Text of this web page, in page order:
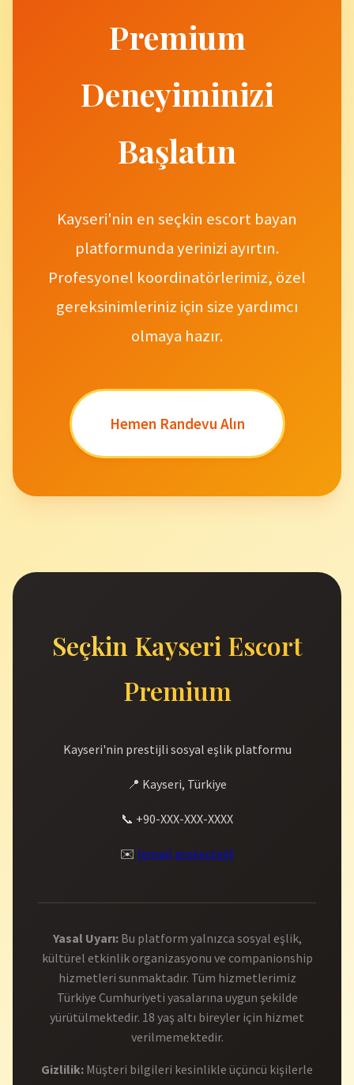
Premium
Deneyiminizi
Başlatın
Kayseri'nin en seçkin escort bayan
platformunda yerinizi ayırtın.
Profesyonel koordinatörlerimiz, özel
gereksinimleriniz için size yardımcı
olmaya hazır.
Hemen Randevu Alın
Seçkin Kayseri Escort
Premium
Kayseri'nin prestijli sosyal eşlik platformu
📍 Kayseri, Türkiye
📞 +90-XXX-XXX-XXXX
✉️ [email protected]
Yasal Uyarı:Bu platform yalnızca sosyal eşlik,
kültürel etkinlik organizasyonu ve companionship
hizmetleri sunmaktadır. Tüm hizmetlerimiz
Türkiye Cumhuriyeti yasalarına uygun şekilde
yürütülmektedir. 18 yaş altı bireyler için hizmet
verilmemektedir.
Gizlilik: Müşteri bilgileri kesinlikle üçüncü kişilerle